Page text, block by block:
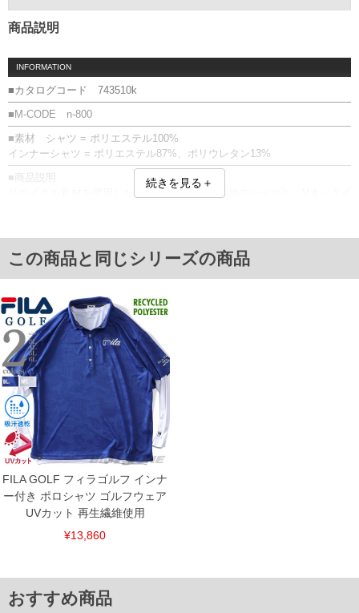
商品説明
INFORMATION
■カタログコード 743510k
■M-CODE n-800
■素材 シャツ = ポリエステル100%
インナーシャツ = ポリエステル87%、ポリウレタン13%
■商品説明
リサイクル素材を使用した迷彩のジャガード生地のシャツと、Vネックイ
ワを軽減させます。インナーは吸水速乾、UVカット機能付き。ストレッ
チ性に優れ、軽量でストレスなく着用出来ます。Vネックでポロシャツか
らインナーが覗きません。
[シャツ]
サイズ/袖丈/胸囲/着丈
3L/24/130/78
4L/25/140/80
5L/26/150/82
6L/27/160/84
[インナーシャツ]
サイズ/袖丈/胸囲/着丈
3L/60/120/78
4L/61/130/80
5L/62/140/82
6L/63/150/83
単位はcm
※【返品交換について】
下着(肌着)やワイシャツは商品の性質上、返品交換不可とさせて頂いております。予め
備考欄に股下●cmとご記入下さい。（裾上げ無料対象商品は1本につき税込6,000円以
続きを見る＋
この商品と同じシリーズの商品
FILA GOLF フィラゴルフ インナ
ー付き ポロシャツ ゴルフウェア
UVカット 再生繊維使用
¥13,860
おすすめ商品